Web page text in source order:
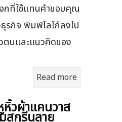
กที่ใช้แทนคำขอบคุณ
รกิจ พิมพ์โลโก้ลงไป
ตนและแนวคิดของ
Read more
หิ้วผ้าแคนวาส
สกรีนลาย